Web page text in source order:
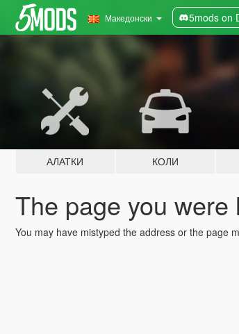
Македонски 5mods on
АЛАТКИ КОЛИ
The page you
You may have mistyped the address or the page